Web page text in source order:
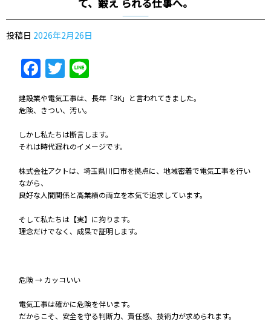
て、鍛え られる仕事へ。
投稿日 2026年2月26日
Facebook
Twitter
建設業や電気工事は、長年「3K」と言われてきました。
危険、きつい、汚い。
しかし私たちは断言します。
それは時代遅れのイメージです。
株式会社アクトは、埼玉県川口市を拠点に、地域密着で電気工事を行い
ながら、
良好な人間関係と高業績の両立を本気で追求しています。
そして私たちは【実】に拘ります。
理念だけでなく、成果で証明します。
危険 → カッコいい
電気工事は確かに危険を伴います。
だからこそ、安全を守る判断力、責任感、技術力が求められます。